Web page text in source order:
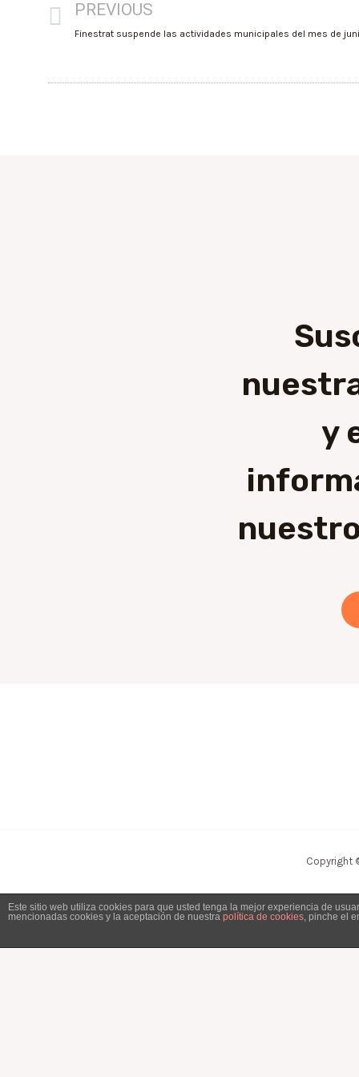
PREVIOUS
y
Copyright
Este sitio web utiliza cookies para que usted tenga la mejor experiencia de
mencionadas cookies y la aceptación de nuestra política de cookies , pinche el